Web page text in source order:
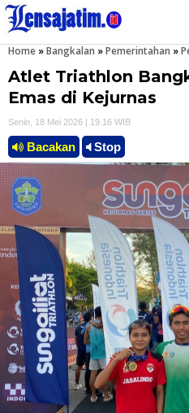
Home »Bangkalan »Pemerintahan »
Atlet Triathlon
Emas di Kejurnas
Senin, 18 Mei 2026 | 19.16 WIB
Bacakan Stop